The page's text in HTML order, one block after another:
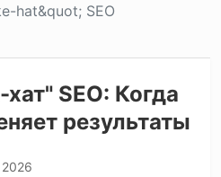
hat&quot; SEO
SEO: Когда
результаты